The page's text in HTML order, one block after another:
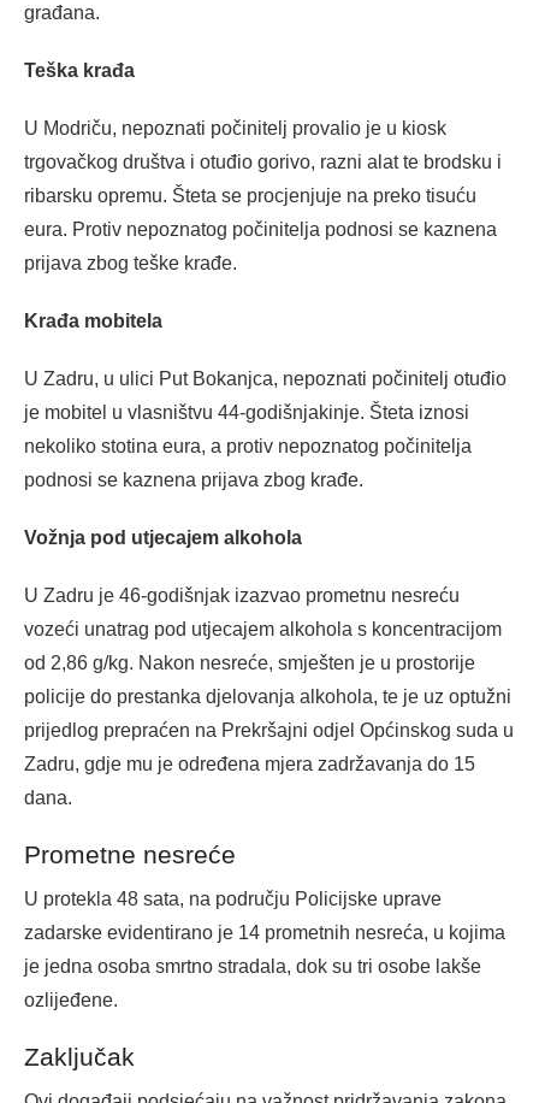
građana.
Teška krađa
U Modriču, nepoznati počinitelj provalio je u kiosk
trgovačkog društva i otuđio gorivo, razni alat te brodsku i
ribarsku opremu. Šteta se procjenjuje na preko tisuću
eura. Protiv nepoznatog počinitelja podnosi se kaznena
prijava zbog teške krađe.
Krađa mobitela
U Zadru, u ulici Put Bokanjca, nepoznati počinitelj otuđio
je mobitel u vlasništvu 44-godišnjakinje. Šteta iznosi
nekoliko stotina eura, a protiv nepoznatog počinitelja
podnosi se kaznena prijava zbog krađe.
Vožnja pod utjecajem alkohola
U Zadru je 46-godišnjak izazvao prometnu nesreću
vozeći unatrag pod utjecajem alkohola s koncentracijom
od 2,86 g/kg. Nakon nesreće, smješten je u prostorije
policije do prestanka djelovanja alkohola, te je uz optužni
prijedlog prepraćen na Prekršajni odjel Općinskog suda u
Zadru, gdje mu je određena mjera zadržavanja do 15
dana.
Prometne nesreće
U protekla 48 sata, na području Policijske uprave
zadarske evidentirano je 14 prometnih nesreća, u kojima
je jedna osoba smrtno stradala, dok su tri osobe lakše
ozlijeđene.
Zaključak